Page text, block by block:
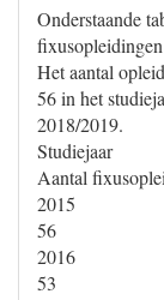
Onderstaande
Het aantal
56 in het
2018/2019.
Studiejaar
Aantal
2015
56
2016
53